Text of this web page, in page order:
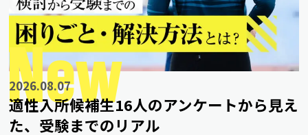
New
2026.08.07
適性入所候補生16人のアンケートから見え
た、受験までのリアル